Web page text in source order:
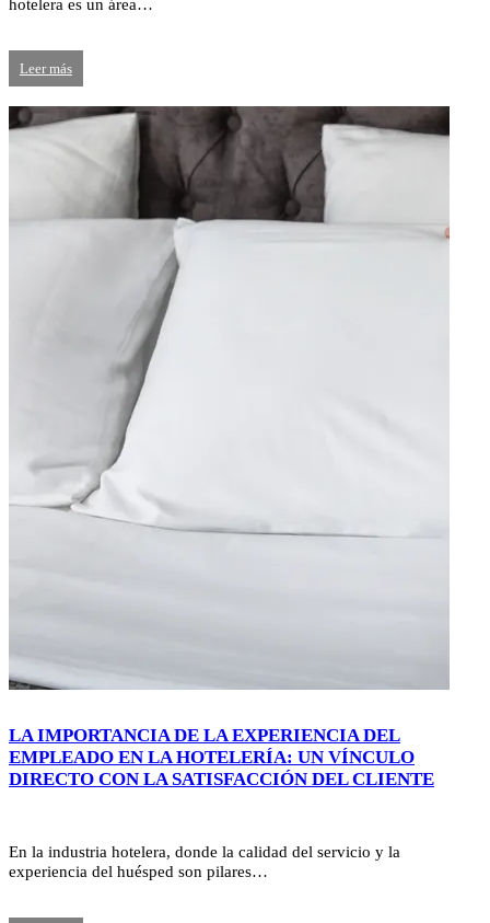
hotelera es un área…
Leer más
LA IMPORTANCIA DE LA EXPERIENCIA DEL
EMPLEADO EN LA HOTELERÍA: UN VÍNCULO
DIRECTO CON LA SATISFACCIÓN DEL CLIENTE
En la industria hotelera, donde la calidad del servicio y la
experiencia del huésped son pilares…